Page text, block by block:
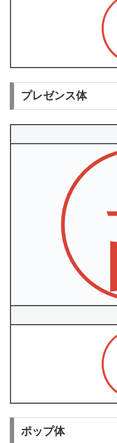
プレゼンス体
ポップ体